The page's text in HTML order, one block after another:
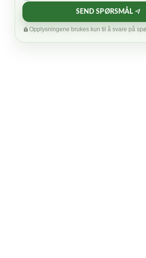
SEND SPØRSMÅL
Opplysningene brukes kun til å svare på